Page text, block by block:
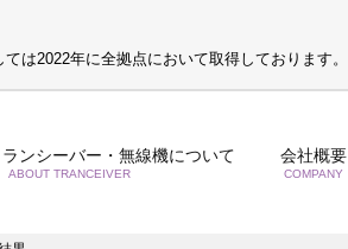
は2022年に全拠点において取得しております。
ンシーバー・無線機について
ABOUT TRANCEIVER
会社概要
COMPANY